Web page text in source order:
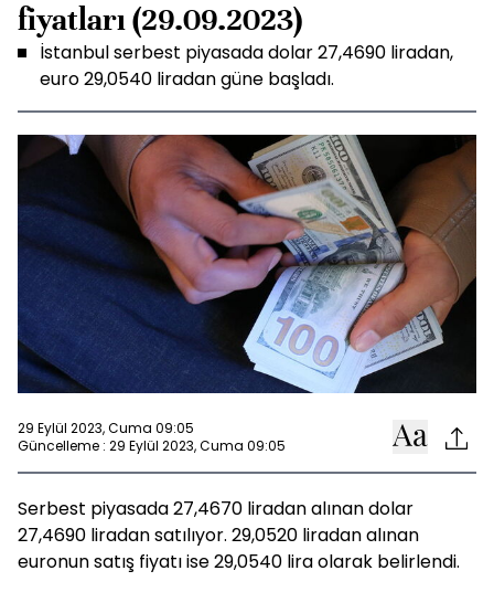
fiyatları (29.09.2023)
İstanbul serbest piyasada dolar 27,4690 liradan,
euro 29,0540 liradan güne başladı.
29 Eylül 2023, Cuma 09:05
Güncelleme : 29 Eylül 2023, Cuma 09:05
Serbest piyasada 27,4670 liradan alınan dolar
27,4690 liradan satılıyor. 29,0520 liradan alınan
euronun satış fiyatı ise 29,0540 lira olarak belirlendi.